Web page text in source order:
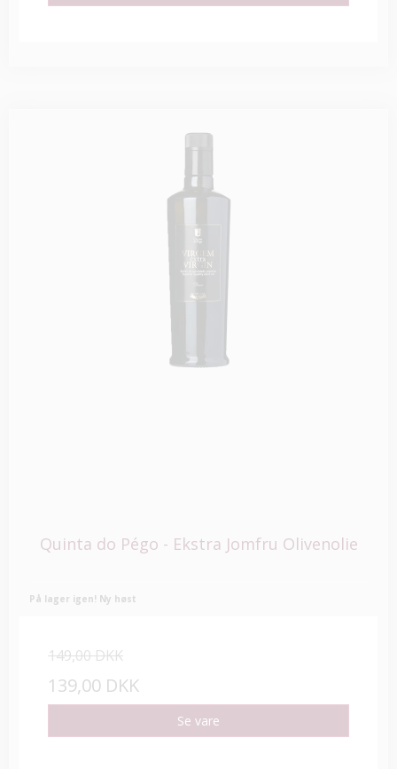
Quinta do Pégo - Ekstra Jomfru Olivenolie
På lager igen! Ny høst
149,00 DKK
139,00 DKK
Se vare